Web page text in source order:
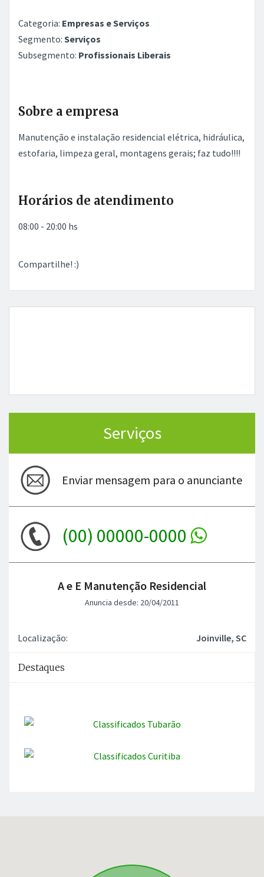
Categoria: Empresas e Serviços
Segmento: Serviços
Subsegmento: Profissionais Liberais
Sobre a empresa
Manutenção e instalação residencial elétrica, hidráulica,
estofaria, limpeza geral, montagens gerais; faz tudo!!!!
Horários de atendimento
08:00 - 20:00 hs
Compartilhe! :)
Serviços
Enviar mensagem para o anunciante
(00) 00000-0000
A e E Manutenção Residencial
Anuncia desde: 20/04/2011
Localização: Joinville, SC
Destaques